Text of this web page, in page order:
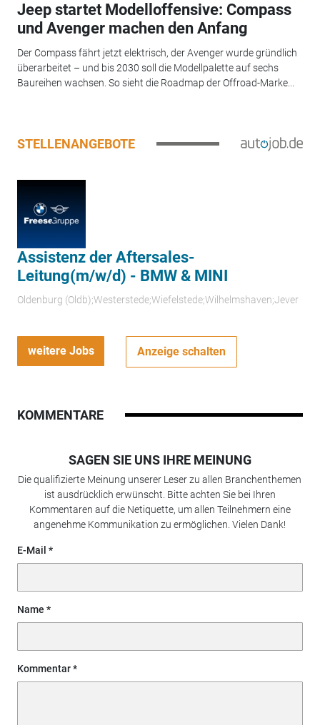
Jeep startet Modelloffensive: Compass
und Avenger machen den Anfang
Der Compass fährt jetzt elektrisch, der Avenger wurde gründlich
überarbeitet – und bis 2030 soll die Modellpalette auf sechs
Baureihen wachsen. So sieht die Roadmap der Offroad-Marke...
STELLENANGEBOTE
Assistenz der Aftersales-
Leitung(m/w/d) - BMW & MINI
Oldenburg (Oldb);Westerstede;Wiefelstede;Wilhelmshaven;Jever
weitere Jobs Anzeige schalten
KOMMENTARE
SAGEN SIE UNS IHRE MEINUNG
Die qualifizierte Meinung unserer Leser zu allen Branchenthemen
ist ausdrücklich erwünscht. Bitte achten Sie bei Ihren
Kommentaren auf die Netiquette, um allen Teilnehmern eine
angenehme Kommunikation zu ermöglichen. Vielen Dank!
E-Mail
Name
Kommentar